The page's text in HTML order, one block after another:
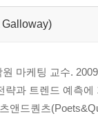
Galloway)
마케팅 교수.
략과 트렌드 예측
앤드퀀츠